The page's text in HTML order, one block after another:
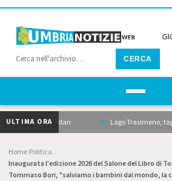
CERCA
ULTIMA ORA
dei Calendari Lago Trasimeno, taglio
Home Politica
Inaugurata l'edizione 2026 del Salone del Libro di
Tommaso Bori, "salviamo i bambini dal mondo,